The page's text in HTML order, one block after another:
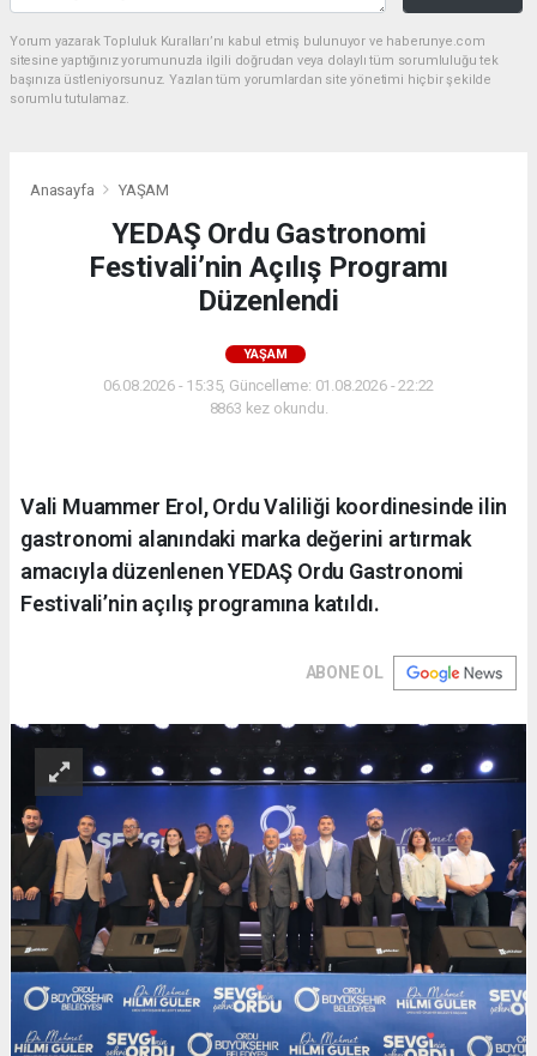
Yorum yazarak Topluluk Kuralları’nı kabul etmiş bulunuyor ve haberunye.com
sitesine yaptığınız yorumunuzla ilgili doğrudan veya dolaylı tüm sorumluluğu tek
başınıza üstleniyorsunuz. Yazılan tüm yorumlardan site yönetimi hiçbir şekilde
sorumlu tutulamaz.
Anasayfa YAŞAM
YEDAŞ Ordu Gastronomi
Festivali’nin Açılış Programı
Düzenlendi
YAŞAM
06.08.2026 - 15:35, Güncelleme: 01.08.2026 - 22:22
8863 kez okundu.
Vali Muammer Erol, Ordu Valiliği koordinesinde ilin
gastronomi alanındaki marka değerini artırmak
amacıyla düzenlenen YEDAŞ Ordu Gastronomi
Festivali’nin açılış programına katıldı.
ABONE OL